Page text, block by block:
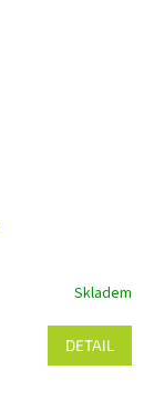
Skladem
DETAIL